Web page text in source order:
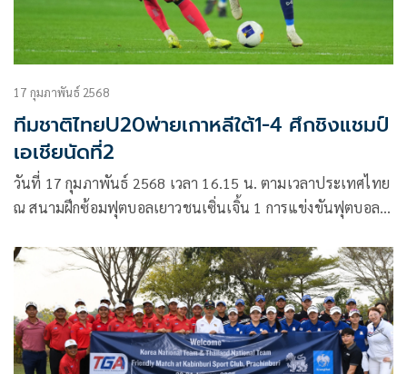
17 กุมภาพันธ์ 2568
ทีมชาติไทยU20พ่ายเกาหลีใต้1-4 ศึกชิงแชมป์
เอเชียนัดที่2
วันที่ 17 กุมภาพันธ์ 2568 เวลา 16.15 น. ตามเวลาประเทศไทย
ณ สนามฝึกซ้อมฟุตบอลเยาวชนเซิ่นเจิ้น 1 การแข่งขันฟุตบอล
U-20 Asian Cup กลุ่มดี นัดที่สอง ทีมชาติไทย U20 ลงสนามพบ